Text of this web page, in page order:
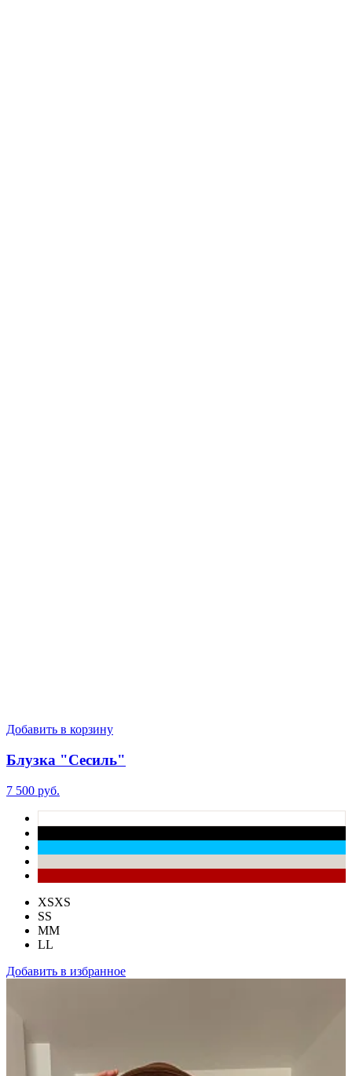
Добавить в корзину
Блузка "Сесиль"
7 500 руб.
XSXS
SS
MM
LL
Добавить в избранное